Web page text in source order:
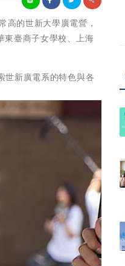
高的世新大學廣電營，
東臺商子女學校、上海
世新廣電系的特色與各